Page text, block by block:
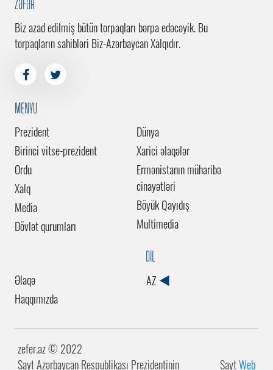
ZƏFƏR
Biz azad edilmiş bütün torpaqları bərpa edəcəyik. Bu
torpaqların sahibləri Biz-Azərbaycan Xalqıdır.
MENYU
Prezident
Birinci vitse-prezident
Ordu
Xalq
Media
Dövlət qurumları
Dünya
Xarici əlaqələr
Ermənistanın müharibə
cinayətləri
Böyük Qayıdış
Multimedia
Əlaqə
Haqqımızda
DİL
AZ
zefer.az ©️ 2022
Sayt Azərbaycan Respublikası Prezidentinin
SaytWeb